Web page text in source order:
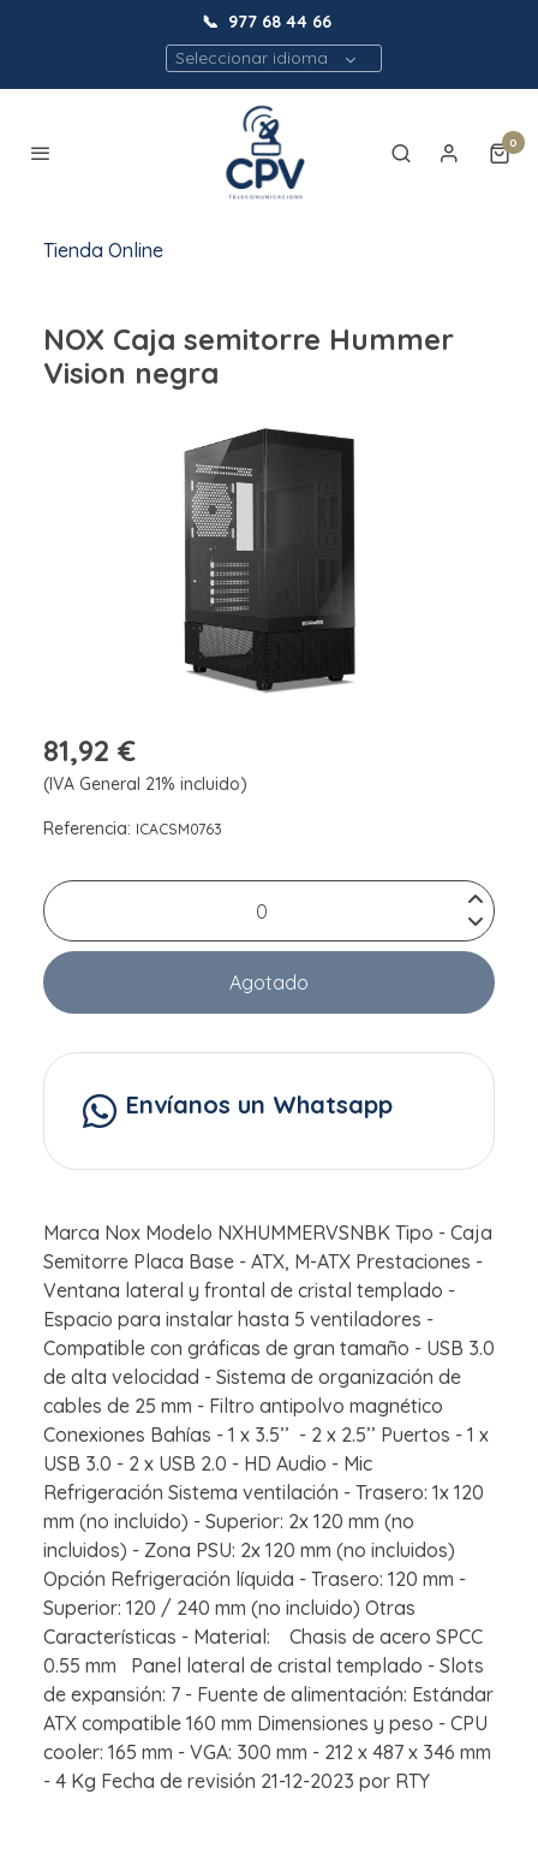
📞 977 68 44 66
Seleccionar idioma
0
Tienda Online
NOX Caja semitorre Hummer
Vision negra
81,92 €
(IVA General 21% incluido)
Referencia: ICACSM0763
Agotado
Envíanos un Whatsapp
Marca Nox Modelo NXHUMMERVSNBK Tipo - Caja
Semitorre Placa Base - ATX, M-ATX Prestaciones -
Ventana lateral y frontal de cristal templado -
Espacio para instalar hasta 5 ventiladores -
Compatible con gráficas de gran tamaño - USB 3.0
de alta velocidad - Sistema de organización de
cables de 25 mm - Filtro antipolvo magnético
Conexiones Bahías - 1 x 3.5’’ - 2 x 2.5’’ Puertos - 1 x
USB 3.0 - 2 x USB 2.0 - HD Audio - Mic
Refrigeración Sistema ventilación - Trasero: 1x 120
mm (no incluido) - Superior: 2x 120 mm (no
incluidos) - Zona PSU: 2x 120 mm (no incluidos)
Opción Refrigeración líquida - Trasero: 120 mm -
Superior: 120 / 240 mm (no incluido) Otras
Características - Material: Chasis de acero SPCC
0.55 mm Panel lateral de cristal templado - Slots
de expansión: 7 - Fuente de alimentación: Estándar
ATX compatible 160 mm Dimensiones y peso - CPU
cooler: 165 mm - VGA: 300 mm - 212 x 487 x 346 mm
- 4 Kg Fecha de revisión 21-12-2023 por RTY